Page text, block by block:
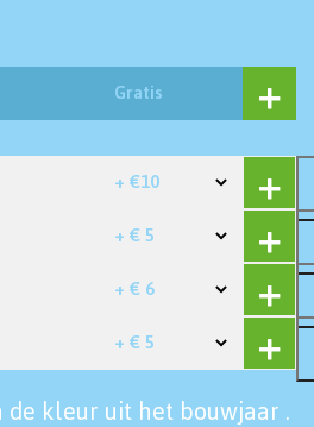
Gratis
+ €10
+ € 5
+ € 6
+ € 5
de kleur uit het bouwjaar .